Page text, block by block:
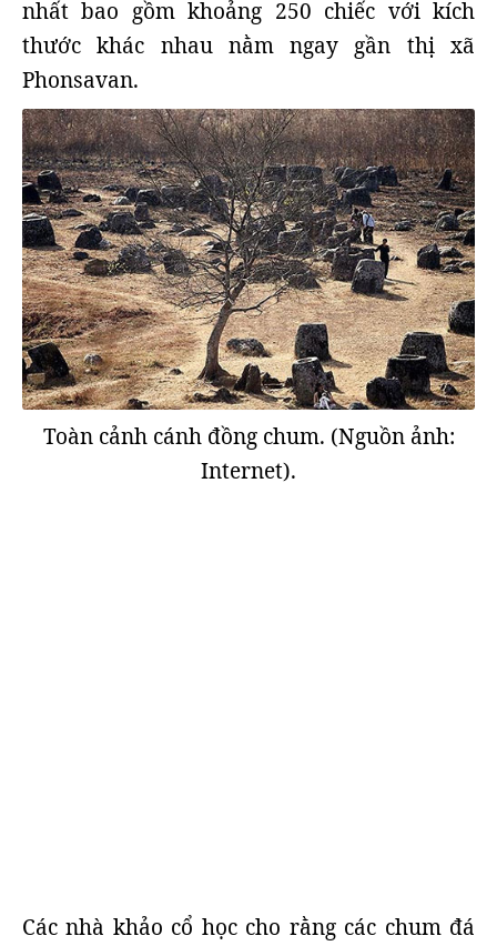
nhất bao gồm khoảng 250 chiếc với kích
thước khác nhau nằm ngay gần thị xã
Phonsavan.
Toàn cảnh cánh đồng chum. (Nguồn ảnh:
Internet).
Các nhà khảo cổ học cho rằng các chum đá